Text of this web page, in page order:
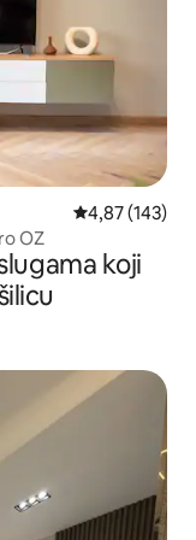
Prosječna
4,87 (143)
OZ
koji